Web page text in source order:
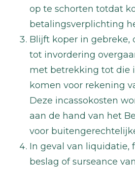
op te schorten totdat
betalingsverplichting
Blijft koper in gebreke,
tot invordering
met betrekking tot die
komen voor rekening
Deze incassokosten
aan de hand van het
voor
In geval van liquidatie,
beslag of surseance